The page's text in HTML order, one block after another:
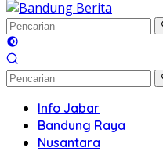
Info Jabar
Bandung Raya
Nusantara